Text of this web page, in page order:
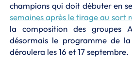
champions qui doit débuter en
semaines après le tirage au sort
la composition des groupes
désormais le programme de
déroulera les 16 et 17 septembre.